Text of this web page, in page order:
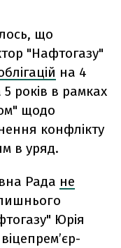
що
"Нафтогазу"
на 4
років в рамках
щодо
конфлікту
в уряд.
Рада не
Юрія